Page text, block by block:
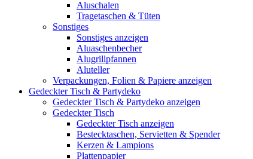
Aluschalen
Tragetaschen & Tüten
Sonstiges
Sonstiges anzeigen
Aluaschenbecher
Alugrillpfannen
Aluteller
Verpackungen, Folien & Papiere anzeigen
Gedeckter Tisch & Partydeko
Gedeckter Tisch & Partydeko anzeigen
Gedeckter Tisch
Gedeckter Tisch anzeigen
Bestecktaschen, Servietten & Spender
Kerzen & Lampions
Plattenpapier